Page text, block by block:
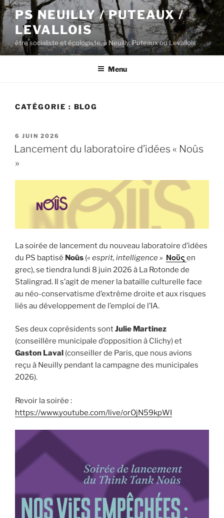
Aller
au
contenu
principal
PS NEUILLY / PUTEAUX /
LEVALLOIS
être socialiste et écologiste, à Neuilly, Puteaux ou Levallois
Menu
CATÉGORIE : BLOG
PUBLIÉ
LE
6 JUIN 2026
Lancement du laboratoire d’idées « Noûs
»
La soirée de lancement du nouveau laboratoire d’idées
du PS baptisé Noûs (« esprit, intelligence » Νοῦς en
grec), se tiendra lundi 8 juin 2026 à La Rotonde de
Stalingrad. Il s’agit de mener la bataille culturelle face
au néo-conservatisme d’extrême droite et aux risques
liés au développement de l’emploi de l’IA.
Ses deux coprésidents sontJulie Martinez
(conseillère municipale d’opposition à Clichy) et
Gaston Laval (conseiller de Paris, que nous avions
reçu à Neuilly pendant la campagne des municipales
2026).
Revoir la soirée :
https://www.youtube.com/live/orOjN59kpWI